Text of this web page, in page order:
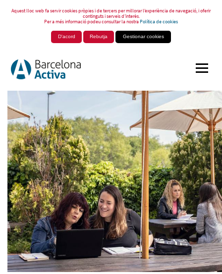
Aquest lloc web fa servir cookies pròpies i de tercers per millorar l’experiència de navegació, i oferir
continguts i serveis d’interès.
Per a més informació podeu consultar la nostraPolítica de cookies
D'acord Rebutja Gestionar cookies